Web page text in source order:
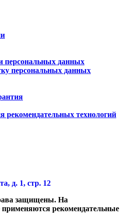
персональных данных
персональных данных
рекомендательных технологий
д. 1, стр. 12
защищены. На
рекомендательные